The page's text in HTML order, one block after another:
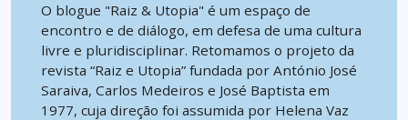
O blogue "Raiz & Utopia" é um espaço de
encontro e de diálogo, em defesa de uma cultura
livre e pluridisciplinar. Retomamos o projeto da
revista “Raiz e Utopia” fundada por António José
Saraiva, Carlos Medeiros e José Baptista em
1977, cuja direção foi assumida por Helena Vaz